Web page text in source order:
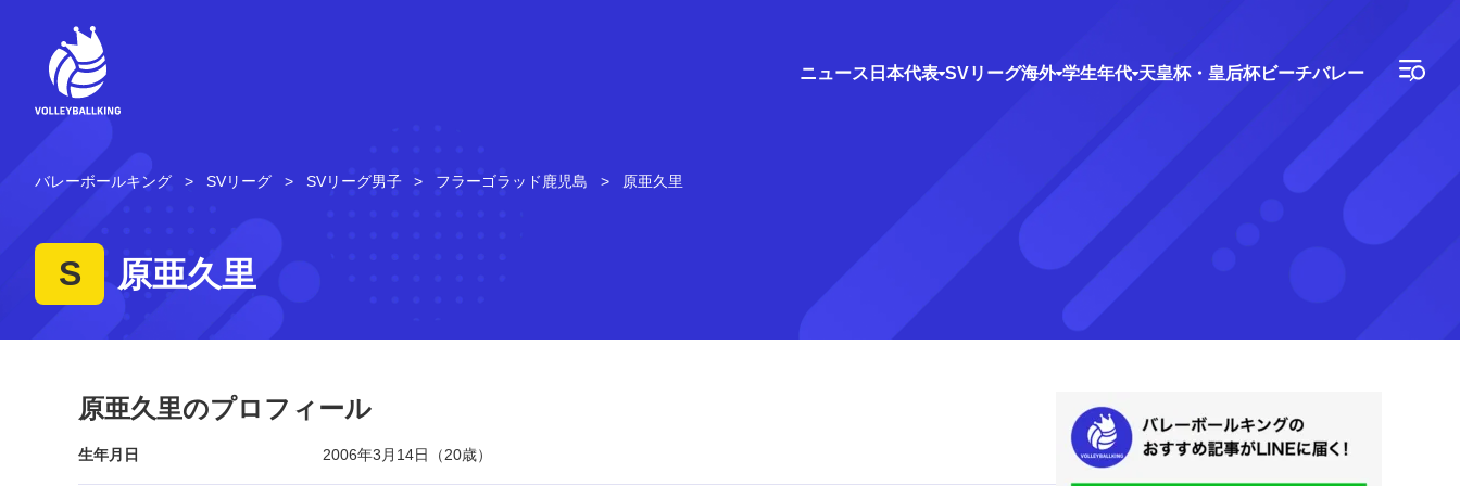
ニュース 日本代表 SVリーグ海外 学生年代 天皇杯・皇后杯ビーチバレー
バレーボールキング SVリーグ SVリーグ男子 フラーゴラッド鹿児島 原亜久里
S 原亜久里
原亜久里のプロフィール
生年月日 2006年3月14日（20歳）